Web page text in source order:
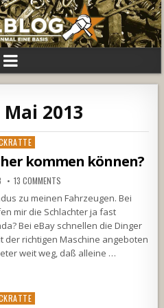
Mai 2013
kommen können?
13 COMMENTS
zu meinen Fahrzeugen. Bei
mir die Schlachter ja fast
Bei eBay schnellen die Dinger
der richtigen Maschine angeboten
weit weg, daß alleine …